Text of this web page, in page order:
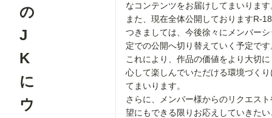
の
J
K
に
ウ
なコンテンツをお届けしてまいります
また、現在全体公開しておりますR-
つきましては、今後徐々にメンバー
定での公開へ切り替えていく予定です
これにより、作品の価値をより大切
心して楽しんでいただける環境づく
てまいります。
さらに、メンバー様からのリクエス
望にもできる限りお応えしていきた